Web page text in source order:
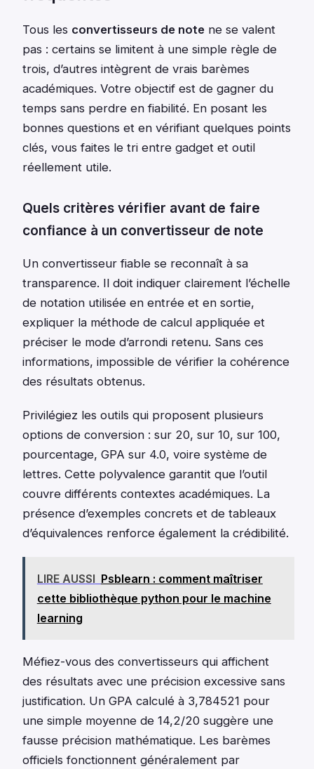
Tous les convertisseurs de note ne se valent
pas : certains se limitent à une simple règle de
trois, d’autres intègrent de vrais barèmes
académiques. Votre objectif est de gagner du
temps sans perdre en fiabilité. En posant les
bonnes questions et en vérifiant quelques points
clés, vous faites le tri entre gadget et outil
réellement utile.
Quels critères vérifier avant de faire
confiance à un convertisseur de note
Un convertisseur fiable se reconnaît à sa
transparence. Il doit indiquer clairement l’échelle
de notation utilisée en entrée et en sortie,
expliquer la méthode de calcul appliquée et
préciser le mode d’arrondi retenu. Sans ces
informations, impossible de vérifier la cohérence
des résultats obtenus.
Privilégiez les outils qui proposent plusieurs
options de conversion : sur 20, sur 10, sur 100,
pourcentage, GPA sur 4.0, voire système de
lettres. Cette polyvalence garantit que l’outil
couvre différents contextes académiques. La
présence d’exemples concrets et de tableaux
d’équivalences renforce également la crédibilité.
LIRE AUSSI Psblearn : comment maîtriser
cette bibliothèque python pour le machine
learning
Méfiez-vous des convertisseurs qui affichent
des résultats avec une précision excessive sans
justification. Un GPA calculé à 3,784521 pour
une simple moyenne de 14,2/20 suggère une
fausse précision mathématique. Les barèmes
officiels fonctionnent généralement par